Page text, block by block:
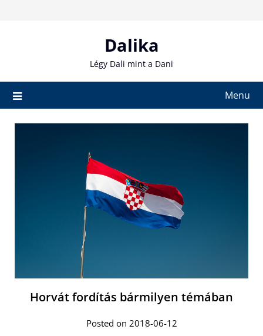
Dalika
Légy Dali mint a Dani
Menu
Horvát fordítás bármilyen témában
Posted on 2018-06-12